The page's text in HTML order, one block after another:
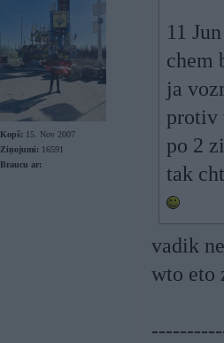
Kopš: 15. Nov 2007
Ziņojumi: 16591
Braucu ar:
11
chem
ja
protiv
po 2
tak
vadik
wto eto